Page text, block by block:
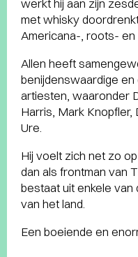
werkt hij aan zijn
met whisky
Americana-, roots- en
Allen heeft
benijdenswaardige
artiesten, waaronder
Harris, Mark Knopfler,
Ure.
Hij voelt zich net zo
dan als frontman van
bestaat uit enkele
van het land.
Een boeiende en